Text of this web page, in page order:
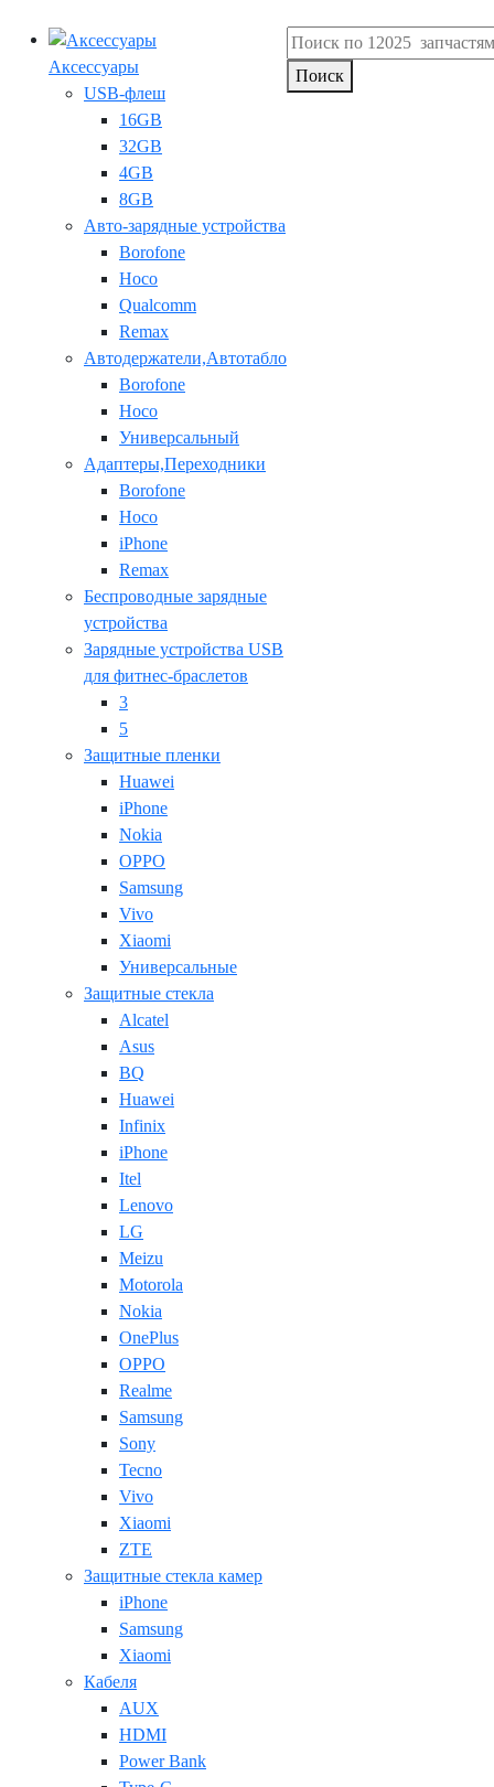
Аксессуары
USB-флеш
16GB
32GB
4GB
8GB
Авто-зарядные устройства
Borofone
Hoco
Qualcomm
Remax
Автодержатели,Автотабло
Borofone
Hoco
Универсальный
Адаптеры,Переходники
Borofone
Hoco
iPhone
Remax
Беспроводные зарядные
устройства
Зарядные устройства USB
для фитнес-браслетов
3
5
Защитные пленки
Huawei
iPhone
Nokia
OPPO
Samsung
Vivo
Xiaomi
Универсальные
Защитные стекла
Alcatel
Asus
BQ
Huawei
Infinix
iPhone
Itel
Lenovo
LG
Meizu
Motorola
Nokia
OnePlus
OPPO
Realme
Samsung
Sony
Tecno
Vivo
Xiaomi
ZTE
Защитные стекла камер
iPhone
Samsung
Xiaomi
Кабеля
AUX
HDMI
Power Bank
Поиск